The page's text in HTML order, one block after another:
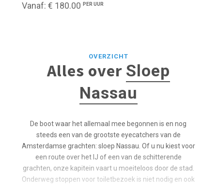
Vanaf: € 180.00 PER UUR
OVERZICHT
Alles over Sloep
Nassau
De boot waar het allemaal mee begonnen is en nog
steeds een van de grootste eyecatchers van de
Amsterdamse grachten: sloep Nassau. Of u nu kiest voor
een route over het IJ of een van de schitterende
grachten, onze kapitein vaart u moeiteloos door de stad.
Onderweg stoppen voor toiletbezoek is niet nodig en ook